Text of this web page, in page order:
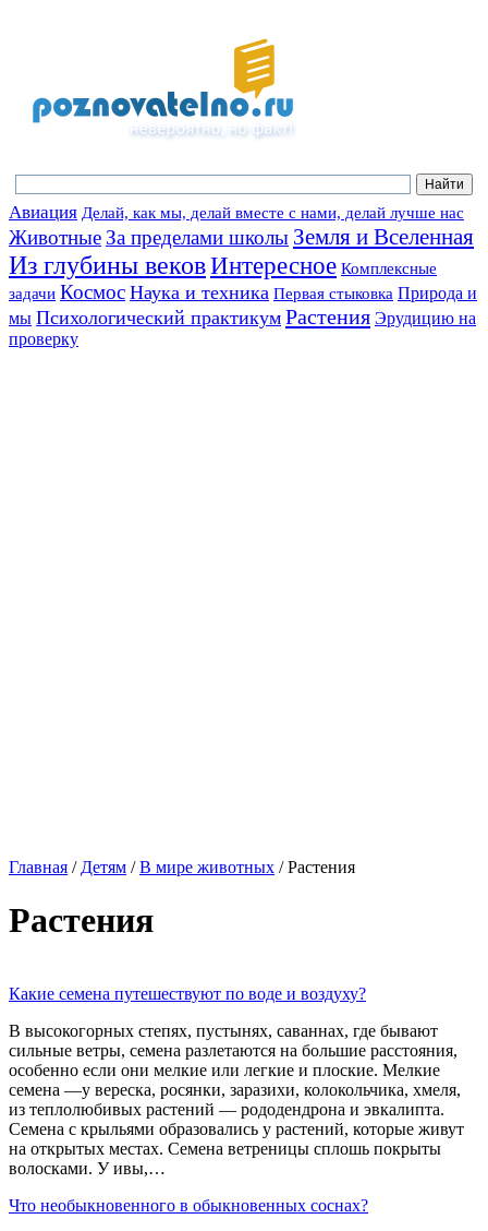
Авиация Делай, как мы, делай вместе с нами, делай лучше нас
Животные За пределами школы Земля и Вселенная
Из глубины вековИнтересное Комплексные
задачи Космос Наука и техника Первая стыковка Природа и
мы Психологический практикум Растения Эрудицию на
проверку
Главная / Детям /В мире животных /Растения
Растения
Какие семена путешествуют по воде и воздуху?
В высокогорных степях, пустынях, саваннах, где бывают
сильные ветры, семена разлетаются на большие расстояния,
особенно если они мелкие или легкие и плоские. Мелкие
семена —у вереска, росянки, заразихи, колокольчика, хмеля,
из теплолюбивых растений — рододендрона и эвкалипта.
Семена с крыльями образовались у растений, которые живут
на открытых местах. Семена ветреницы сплошь покрыты
волосками. У ивы,…
Что необыкновенного в обыкновенных соснах?